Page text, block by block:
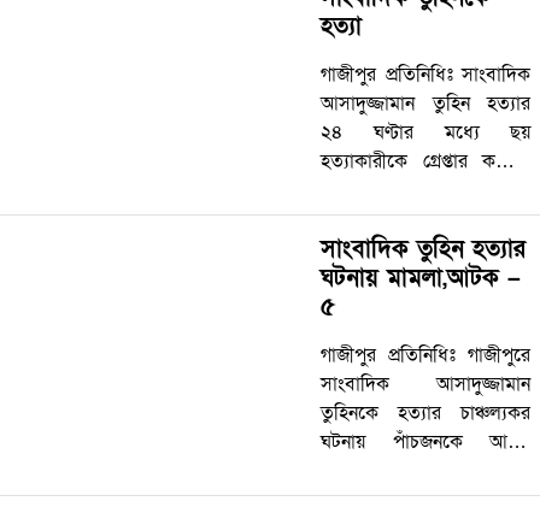
হত্যা
গাজীপুর প্রতিনিধিঃ সাংবাদিক
আসাদুজ্জামান তুহিন হত্যার
২৪ ঘণ্টার মধ্যে ছয়
হত্যাকারীকে গ্রেপ্তার করেছে
রাতে গাজীপুরের বিভিন্ন
এলাকায় অভিযান চালিয়ে
এসব আসামিকে গ্রেপ্তার করা
হয়। গ্রেপ্তারকৃত ছয়জনের
সাংবাদিক তুহিন হত্যার
ঘটনায় মামলা,আটক –
৫
গাজীপুর প্রতিনিধিঃ গাজীপুরে
সাংবাদিক আসাদুজ্জামান
তুহিনকে হত্যার চাঞ্চল্যকর
ঘটনায় পাঁচজনকে আটক
তুহিনের বড় ভাই মো. সেলিম